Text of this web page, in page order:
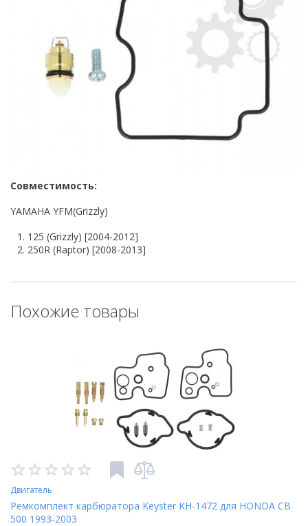
Совместимость:
YAMAHA YFM(Grizzly)
125 (Grizzly) [2004-2012]
250R (Raptor) [2008-2013]
Похожие товары
Двигатель
Ремкомплект карбюратора Keyster KH-1472 для HONDA CB
500 1993-2003